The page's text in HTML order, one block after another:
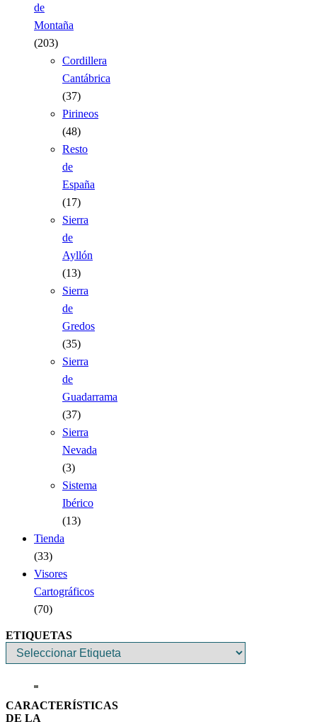
de
Montaña
(203)
Cordillera
Cantábrica
(37)
Pirineos
(48)
Resto
de
España
(17)
Sierra
de
Ayllón
(13)
Sierra
de
Gredos
(35)
Sierra
de
Guadarrama
(37)
Sierra
Nevada
(3)
Sistema
Ibérico
(13)
Tienda
(33)
Visores
Cartográficos
(70)
ETIQUETAS
CARACTERÍSTICAS
DE LA